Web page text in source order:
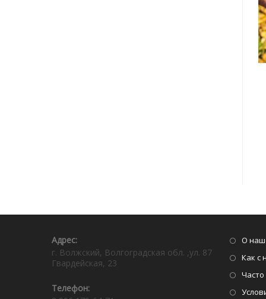
Адрес:⠀
г. Волжский, Волгоградская обл. ,ул. 87
Гвардейская, 23
Телефон:⠀
О
Как с